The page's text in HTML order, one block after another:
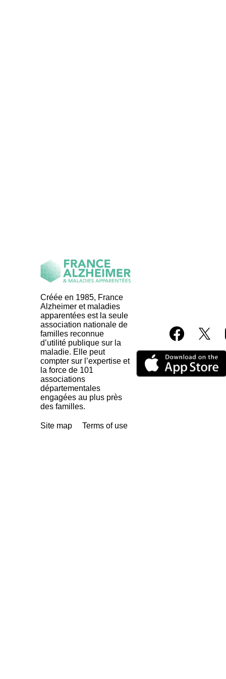
Créée en 1985, France
Alzheimer et maladies
apparentées est la seule
association nationale de
familles reconnue
d’utilité publique sur la
maladie. Elle peut
compter sur l’expertise et
la force de 101
associations
départementales
engagées au plus près
des familles.
Site map Terms of use